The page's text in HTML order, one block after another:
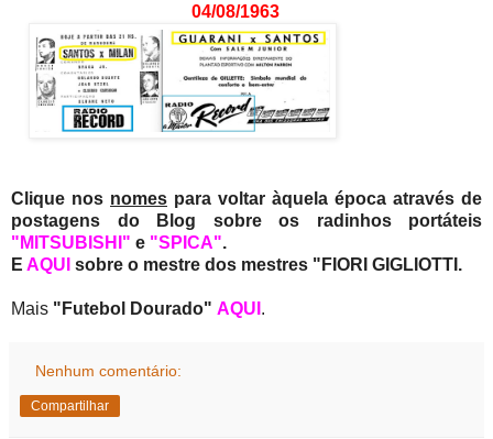
04/08/1963
Clique nos nomes para voltar àquela época através de
postagens do Blog sobre os radinhos portáteis
"MITSUBISHI" e "SPICA".
E AQUI sobre o mestre dos mestres "FIORI GIGLIOTTI.
Mais "Futebol Dourado" AQUI .
Nenhum comentário:
Compartilhar